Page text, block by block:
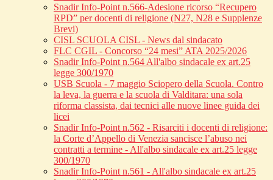
Snadir Info-Point n.566-Adesione ricorso “Recupero
RPD” per docenti di religione (N27, N28 e Supplenze
Brevi)
CISL SCUOLA CISL - News dal sindacato
FLC CGIL - Concorso “24 mesi” ATA 2025/2026
Snadir Info-Point n.564 All'albo sindacale ex art.25
legge 300/1970
USB Scuola - 7 maggio Sciopero della Scuola. Contro
la leva, la guerra e la scuola di Valditara: una sola
riforma classista, dai tecnici alle nuove linee guida dei
licei
Snadir Info-Point n.562 - Risarciti i docenti di religione:
la Corte d’Appello di Venezia sancisce l’abuso nei
contratti a termine - All'albo sindacale ex art.25 legge
300/1970
Snadir Info-Point n.561 - All'albo sindacale ex art.25